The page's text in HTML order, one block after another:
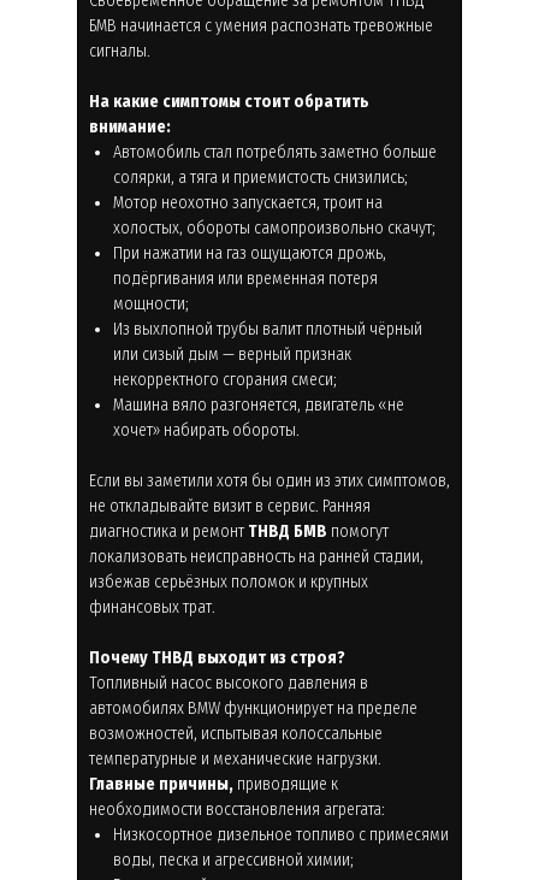
БМВ начинается с умения распознать тревожные
сигналы.
На какие симптомы стоит обратить
внимание:
Автомобиль стал потреблять заметно больше
солярки, а тяга и приемистость снизились;
Мотор неохотно запускается, троит на
холостых, обороты самопроизвольно скачут;
При нажатии на газ ощущаются дрожь,
подёргивания или временная потеря
мощности;
Из выхлопной трубы валит плотный чёрный
или сизый дым — верный признак
некорректного сгорания смеси;
Машина вяло разгоняется, двигатель «не
хочет» набирать обороты.
Если вы заметили хотя бы один из этих симптомов,
не откладывайте визит в сервис. Ранняя
диагностика и ремонтТНВД БМВ помогут
локализовать неисправность на ранней стадии,
избежав серьёзных поломок и крупных
финансовых трат.
Почему ТНВД выходит из строя?
Топливный насос высокого давления в
автомобилях BMW функционирует на пределе
возможностей, испытывая колоссальные
температурные и механические нагрузки.
Главные причины, приводящие к
необходимости восстановления агрегата:
Низкосортное дизельное топливо с примесями
воды, песка и агрессивной химии;